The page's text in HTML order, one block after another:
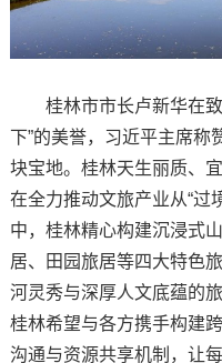
桂林市市长卢新华在致
下”的美誉，习近平主席称
块宝地。桂林天生丽质、
在全力推动文旅产业从“过
中，桂林精心构建沉浸式
居、田园旅居等四大特色
河灵秀与深厚人文底蕴的
桂林希望与各方携手构建
沟通与资源共享机制，让